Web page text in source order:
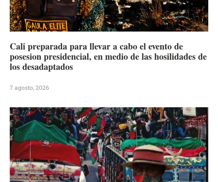
Cali preparada para llevar a cabo el evento de
posesion presidencial, en medio de las hosilidades de
los desadaptados
7 agosto, 2026